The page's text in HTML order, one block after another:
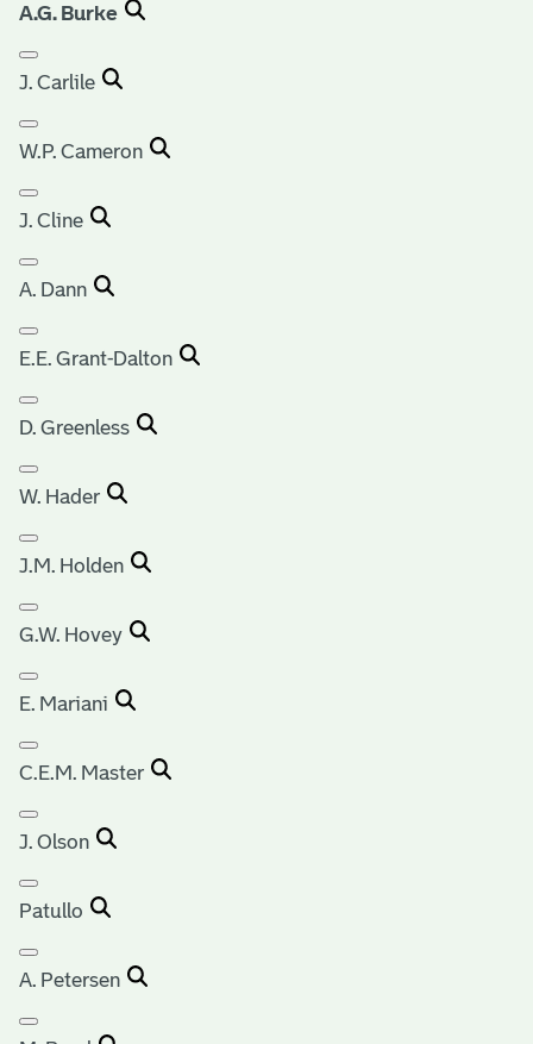
A.G. Burke
J. Carlile
W.P. Cameron
J. Cline
A. Dann
E.E. Grant-Dalton
D. Greenless
W. Hader
J.M. Holden
G.W. Hovey
E. Mariani
C.E.M. Master
J. Olson
Patullo
A. Petersen